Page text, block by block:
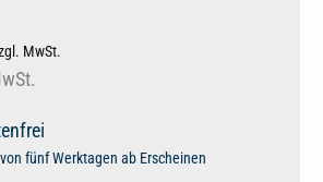
MwSt.
fünf Werktagen ab Erscheinen